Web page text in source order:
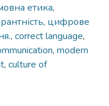
етика,
, цифрове
, correct language,
, modern
, culture of